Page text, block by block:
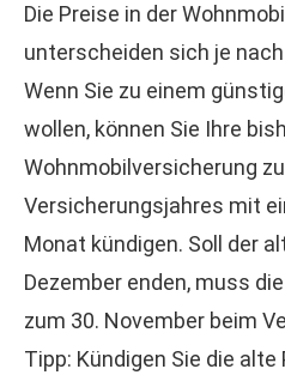
Die Preise in der
unterscheiden sich je
Wenn Sie zu einem
wollen, können Sie Ihre
Wohnmobilversicherung
Versicherungsjahres mit
Monat kündigen. Soll der
Dezember enden, muss
zum 30. November beim
Tipp: Kündigen Sie die